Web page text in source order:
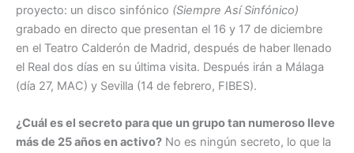
proyecto: un disco sinfónico (Siempre Así Sinfónico)
grabado en directo que presentan el 16 y 17 de diciembre
en el Teatro Calderón de Madrid, después de haber llenado
el Real dos días en su última visita. Después irán a Málaga
(día 27, MAC) y Sevilla (14 de febrero, FIBES).
¿Cuál es el secreto para que un grupo tan numeroso lleve
más de 25 años en activo? No es ningún secreto, lo que la